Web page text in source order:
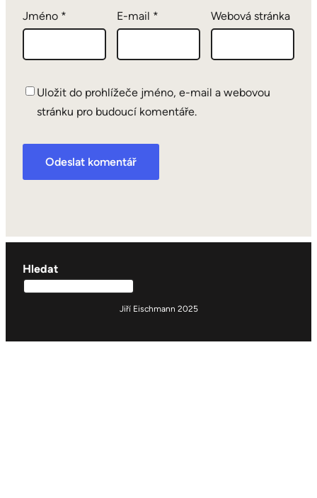
Jméno * E-mail * Webová stránka
Uložit do prohlížeče jméno, e-mail a webovou
stránku pro budoucí komentáře.
Hledat
Jiří Eischmann 2025